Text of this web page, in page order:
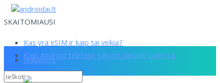
SKAITOMIAUSI
Kas yra eSIM ir kaip tai veikia?
Kaip Android telefone sukurti darbinę paskyrą
Naujienos